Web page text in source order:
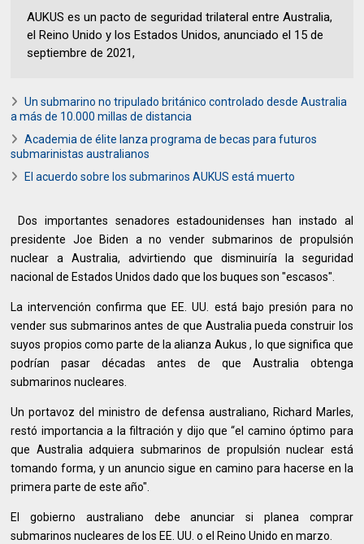
AUKUS es un pacto de seguridad trilateral entre Australia,
el Reino Unido y los Estados Unidos, anunciado el 15 de
septiembre de 2021,
Un submarino no tripulado británico controlado desde Australia
a más de 10.000 millas de distancia
Academia de élite lanza programa de becas para futuros
submarinistas australianos
El acuerdo sobre los submarinos AUKUS está muerto
Dos importantes senadores estadounidenses han instado al
presidente Joe Biden a no vender submarinos de propulsión
nuclear a Australia, advirtiendo que disminuiría la seguridad
nacional de Estados Unidos dado que los buques son "escasos".
La intervención confirma que EE. UU. está bajo presión para no
vender sus submarinos antes de que Australia pueda construir los
suyos propios como parte de la alianza Aukus , lo que significa que
podrían pasar décadas antes de que Australia obtenga
submarinos nucleares.
Un portavoz del ministro de defensa australiano, Richard Marles,
restó importancia a la filtración y dijo que “el camino óptimo para
que Australia adquiera submarinos de propulsión nuclear está
tomando forma, y ​​un anuncio sigue en camino para hacerse en la
primera parte de este año".
El gobierno australiano debe anunciar si planea comprar
submarinos nucleares de los EE. UU. o el Reino Unido en marzo.